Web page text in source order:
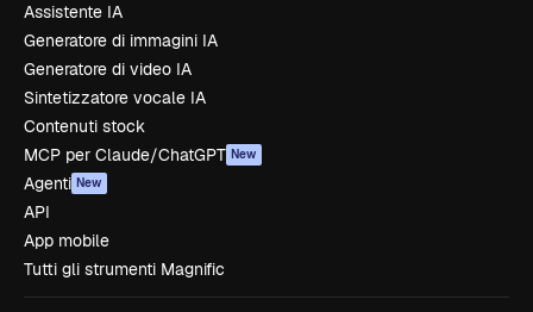
Assistente IA
Generatore di immagini IA
Generatore di video IA
Sintetizzatore vocale IA
Contenuti stock
MCP per Claude/ChatGPT New
Agenti New
API
App mobile
Tutti gli strumenti Magnific